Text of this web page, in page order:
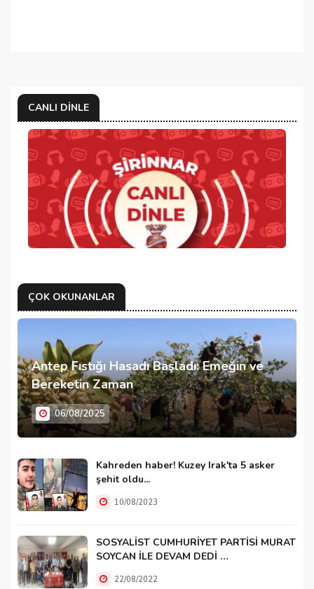
CANLI DINLE
ÇOK OKUNANLAR
Antep Fıstığı Hasadı Başladı: Emeğin ve
Bereketin Zaman
06/08/2025
Kahreden haber! Kuzey Irak'ta 5 asker
şehit oldu...
10/08/2023
SOSYALİST CUMHURİYET PARTİSİ MURAT
SOYCAN İLE DEVAM DEDİ …
22/08/2022